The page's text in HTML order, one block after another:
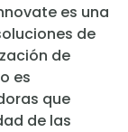
es una
de
de
es
que
de las